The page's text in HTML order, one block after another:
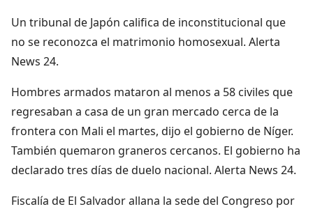
Un tribunal de Japón califica de inconstitucional que
no se reconozca el matrimonio homosexual. Alerta
News 24.
Hombres armados mataron al menos a 58 civiles que
regresaban a casa de un gran mercado cerca de la
frontera con Mali el martes, dijo el gobierno de Níger.
También quemaron graneros cercanos. El gobierno ha
declarado tres días de duelo nacional. Alerta News 24.
Fiscalía de El Salvador allana la sede del Congreso por